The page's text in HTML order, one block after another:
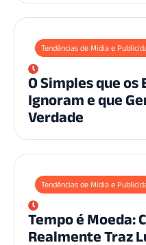
Tendências de Mídia e
O Simples que
Ignoram e que
Verdade
Tendências de Mídia e
Tempo é Moeda:
Realmente Traz